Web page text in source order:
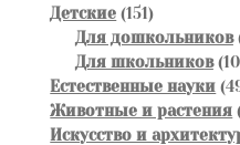
Детские 151151
товар
Для дошкольников
Для школьников
Естественные науки
Животные и растения
Искусство и